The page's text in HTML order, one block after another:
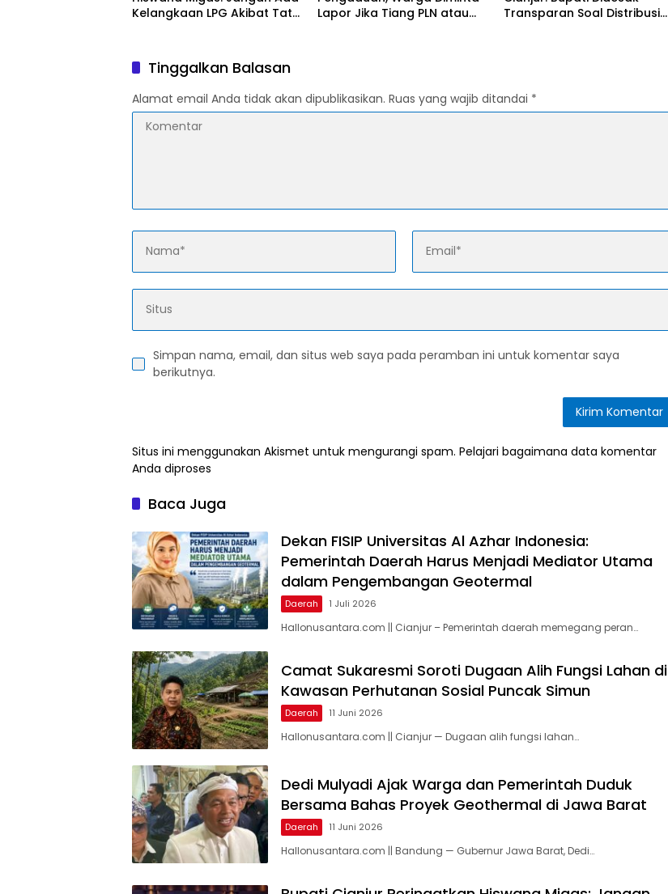
Kelangkaan LPG Akibat Tata
Lapor Jika Tiang PLN atau
Transparan Soal Distribusi
Tinggalkan Balasan
Alamat email Anda tidak akan dipublikasikan. Ruas yang wajib ditandai *
Simpan nama, email, dan situs web saya pada peramban ini untuk komentar saya
berikutnya.
Situs ini menggunakan Akismet untuk mengurangi spam. Pelajari bagaimana data komentar
Anda diproses
Baca Juga
Dekan FISIP Universitas Al Azhar Indonesia:
Pemerintah Daerah Harus Menjadi Mediator Utama
dalam Pengembangan Geotermal
Daerah 1 Juli 2026
Hallonusantara.com || Cianjur – Pemerintah daerah memegang peran…
Camat Sukaresmi Soroti Dugaan Alih Fungsi Lahan di
Kawasan Perhutanan Sosial Puncak Simun
Daerah 11 Juni 2026
Hallonusantara.com || Cianjur — Dugaan alih fungsi lahan…
Dedi Mulyadi Ajak Warga dan Pemerintah Duduk
Bersama Bahas Proyek Geothermal di Jawa Barat
Daerah 11 Juni 2026
Hallonusantara.com || Bandung — Gubernur Jawa Barat, Dedi…